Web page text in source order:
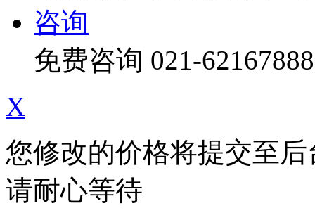
咨询
免费咨询 021-62167888
X
您修改的价格将提交至
请耐心等待